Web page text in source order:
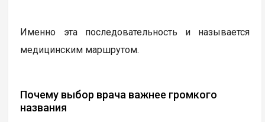
Именно эта последовательность и называется
медицинским маршрутом.
Почему выбор врача важнее громкого
названия